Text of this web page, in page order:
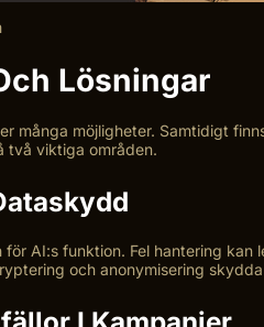
Lösningar
många möjligheter. Samtidigt
två viktiga områden.
AI:s funktion. Fel hantering
och anonymisering